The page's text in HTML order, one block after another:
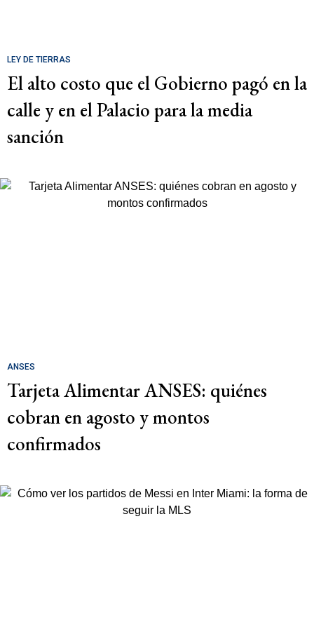
LEY DE TIERRAS
El alto costo que el Gobierno pagó en la
calle y en el Palacio para la media
sanción
ANSES
Tarjeta Alimentar ANSES: quiénes
cobran en agosto y montos
confirmados